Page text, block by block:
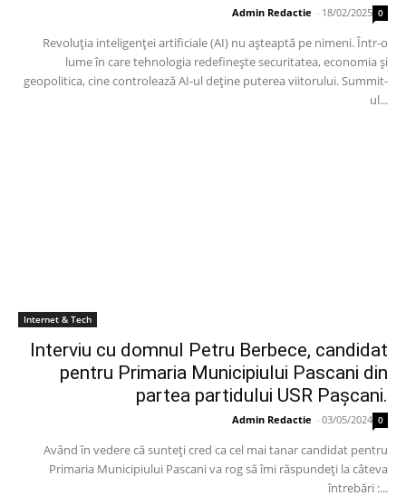
Admin Redactie - 18/02/2025 0
Revoluția inteligenței artificiale (AI) nu așteaptă pe nimeni. Într-o
lume în care tehnologia redefinește securitatea, economia și
geopolitica, cine controlează AI-ul deține puterea viitorului. Summit-
ul...
Internet & Tech
Interviu cu domnul Petru Berbece, candidat
pentru Primaria Municipiului Pascani din
partea partidului USR Pașcani.
Admin Redactie - 03/05/2024 0
Având în vedere că sunteți cred ca cel mai tanar candidat pentru
Primaria Municipiului Pascani va rog să îmi răspundeți la câteva
întrebări :...